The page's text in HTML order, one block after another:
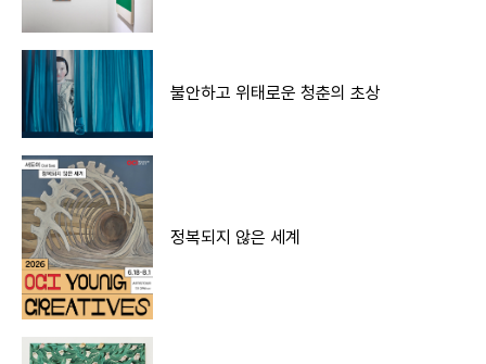
불안하고 위태로운 청춘의 초상
정복되지 않은 세계